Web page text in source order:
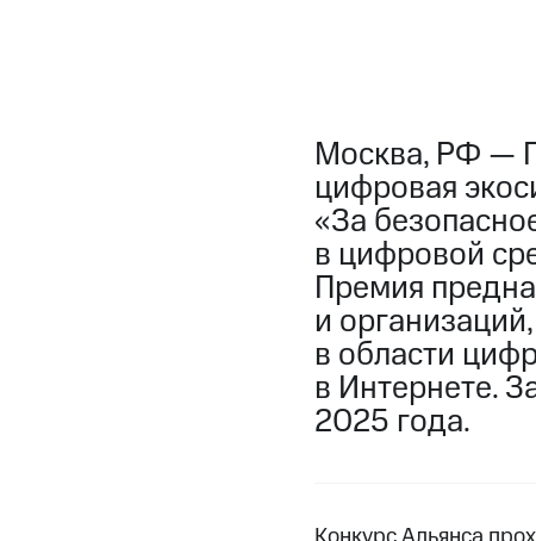
Москва, РФ —
цифровая
«За
в цифровой
Премия
и
в области
в Интернете.
2025 года.